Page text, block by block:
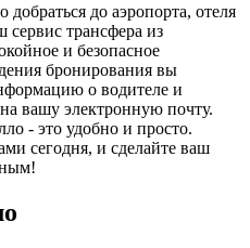
до аэропорта, отеля
сервис трансфера из
и безопасное
бронирования вы
о водителе и
вашу электронную почту.
- это удобно и просто.
сегодня, и сделайте ваш